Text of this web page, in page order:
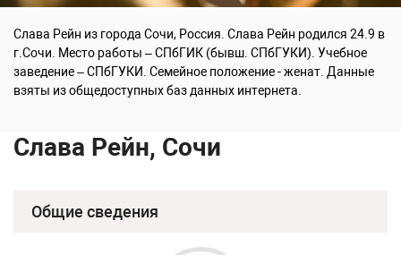
Слава Рейн из города Сочи, Россия. Слава Рейн родился 24.9 в
г.Сочи. Место работы – СПбГИК (бывш. СПбГУКИ). Учебное
заведение – СПбГУКИ. Семейное положение - женат. Данные
взяты из общедоступных баз данных интернета.
Слава Рейн, Сочи
Общие сведения